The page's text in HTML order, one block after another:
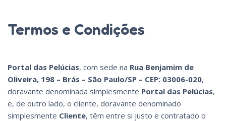
Termos e Condições
Portal das Pelúcias, com sede na Rua Benjamim de
Oliveira, 198 – Brás – São Paulo/SP – CEP: 03006-020,
doravante denominada simplesmente Portal das Pelúcias,
e, de outro lado, o cliente, doravante denominado
simplesmente Cliente, têm entre si justo e contratado o